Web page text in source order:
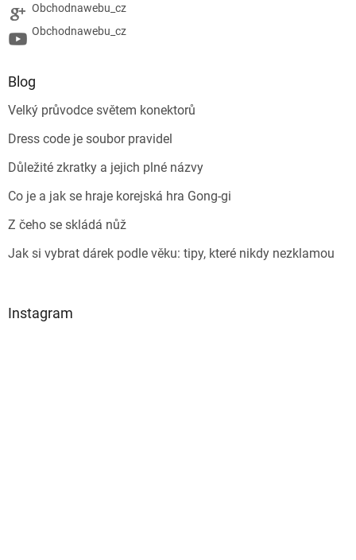
Obchodnawebu_cz
Obchodnawebu_cz
Blog
Velký průvodce světem konektorů
Dress code je soubor pravidel
Důležité zkratky a jejich plné názvy
Co je a jak se hraje korejská hra Gong-gi
Z čeho se skládá nůž
Jak si vybrat dárek podle věku: tipy, které nikdy nezklamou
Instagram